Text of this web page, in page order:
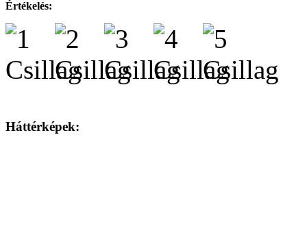
Értékelés:
Háttérképek: